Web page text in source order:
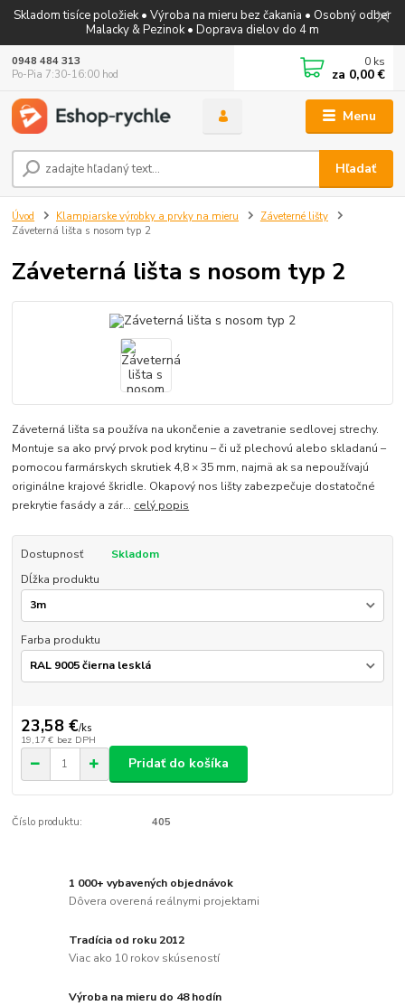
Skladom tisíce položiek • Výroba na mieru bez čakania • Osobný odber
Malacky & Pezinok • Doprava dielov do 4 m
Menu
Hľadať
0948 484 313
Po-Pia 7:30-16:00 hod
0 ks
za 0,00 €
Úvod Klampiarske výrobky a prvky na mieru
Záveterné lišty
Záveterná lišta s nosom typ 2
Záveterná lišta s nosom typ 2
Záveterná lišta sa používa na ukončenie a zavetranie sedlovej strechy.
Montuje sa ako prvý prvok pod krytinu – či už plechovú alebo skladanú –
pomocou farmárskych skrutiek 4,8 × 35 mm, najmä ak sa nepoužívajú
originálne krajové škridle. Okapový nos lišty zabezpečuje dostatočné
prekrytie fasády a zár... celý popis
Dostupnosť
Skladom
Dĺžka produktu
Farba produktu
23,58 €/ks
19,17 € bez DPH
Pridať do košíka
Číslo produktu: 405
1 000+ vybavených objednávok
Dôvera overená reálnymi projektami
Tradícia od roku 2012
Viac ako 10 rokov skúseností
Výroba na mieru do 48 hodín